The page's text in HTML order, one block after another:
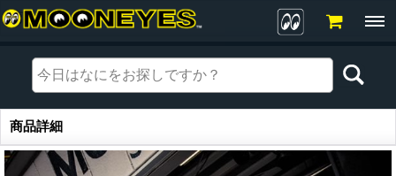
商品詳細
商品詳細